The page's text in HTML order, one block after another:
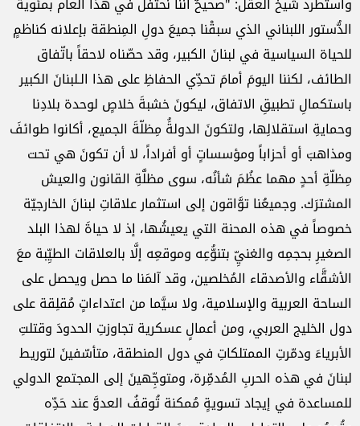
الدُّستور اللبناني الذي سبقْنا جميعَ دولِ ‏المِنطقة بإعلانه كناظمٍ
للحياة السياسية في لبنانَ الكبير، وقد حصّناه لاحقاً باتّفاق
الطائف، لكننا اليومَ أمامَ تحدِّي ‏الحفاظِ على هذا الـلبنانَ الكبير
باستكمالِ تطبيقِ الاتفاق، ليكونَ خشبةَ خلاصٍ لوحدة بلادِنا
وحمايةِ استقلالِها، ‏ولتكونَ الدولةَُ مِظلّةَ الجميع، أكانوا طوائفَ
ومذاهبَ أو أحزاباً ومؤسساتٍ أو أفراداً، لا أن تكونَ هي تحت
‏مِظلّةِ أحدٍ مهما عظُمَ شأنُه، سوى مظلَّةِ القانون والعيش
المشترَك. وجميعُنا توَّاقون إلى استثمار علاقاتِ لبنانَ ‏الخارجيّة
خصوصاً في هذه المحنة التي يعيشُها، إذ لا حياةَ لهذا البلد
الصغيرِ بحجمِه والغنيِّ بتنوُّعِه وموقعِه إلَّا ‏بالعلاقات الطيِّبة معَ
الأشقَّاء والأصدقاء المُخلصين، وقد آلمَنا ما حصل ويحصل على
الساحة العربية والإسلامية، ‏ولا سيَّما من اعتداءاتٍ مُقلِقة على
دول الخليج العربي، ومن أعمالٍ عسكرية تجاوزتِ الحدودَ وقتلتِ
الأبرياءَ ‏ودمّرتِ الممتلكاتِ في دول المنطقة، متأسّفينَ لتوريط
لبنانَ في هذه الحربِ المُدمِّرة، ومتوجِّهينَ إلى المجتمع ‏الدولي
للمساعدة في إيجاد تسويةٍ مُمكنة تُوقفُ العدوَّ عند حَدِّه